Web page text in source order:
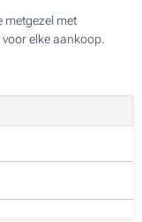
metgezel met
elke aankoop.